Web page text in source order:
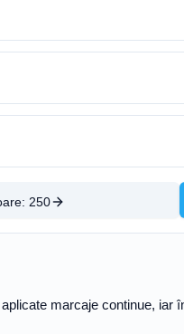
250
marcaje continue, iar